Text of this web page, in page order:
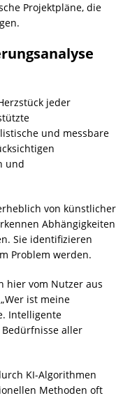
Projektpläne, die
jeder
und messbare
und
von künstlicher
Abhängigkeiten
Sie identifizieren
Problem werden.
hier vom Nutzer aus
ist meine
Intelligente
aller
KI-Algorithmen
Methoden oft